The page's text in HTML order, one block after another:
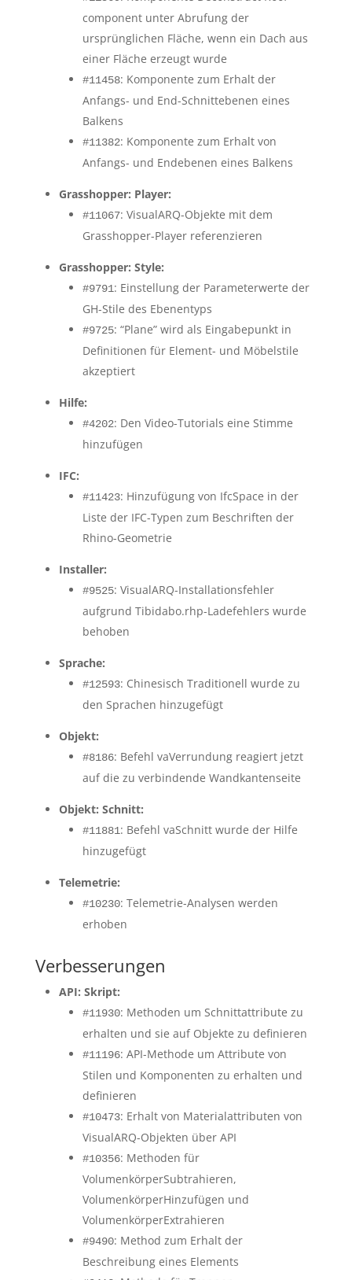
component unter Abrufung der
ursprünglichen Fläche, wenn ein Dach aus
einer Fläche erzeugt wurde
#11458: Komponente zum Erhalt der
Anfangs- und End-Schnittebenen eines
Balkens
#11382: Komponente zum Erhalt von
Anfangs- und Endebenen eines Balkens
Grasshopper: Player:
#11067: VisualARQ-Objekte mit dem
Grasshopper-Player referenzieren
Grasshopper: Style:
#9791: Einstellung der Parameterwerte der
GH-Stile des Ebenentyps
#9725: “Plane” wird als Eingabepunkt in
Definitionen für Element- und Möbelstile
akzeptiert
Hilfe:
#4202: Den Video-Tutorials eine Stimme
hinzufügen
IFC:
#11423: Hinzufügung von IfcSpace in der
Liste der IFC-Typen zum Beschriften der
Rhino-Geometrie
Installer:
#9525: VisualARQ-Installationsfehler
aufgrund Tibidabo.rhp-Ladefehlers wurde
behoben
Sprache:
#12593: Chinesisch Traditionell wurde zu
den Sprachen hinzugefügt
Objekt:
#8186: Befehl vaVerrundung reagiert jetzt
auf die zu verbindende Wandkantenseite
Objekt: Schnitt:
#11881: Befehl vaSchnitt wurde der Hilfe
hinzugefügt
Telemetrie:
#10230: Telemetrie-Analysen werden
erhoben
Verbesserungen
API: Skript:
#11930: Methoden um Schnittattribute zu
erhalten und sie auf Objekte zu definieren
#11196: API-Methode um Attribute von
Stilen und Komponenten zu erhalten und
definieren
#10473: Erhalt von Materialattributen von
VisualARQ-Objekten über API
#10356: Methoden für
VolumenkörperSubtrahieren,
VolumenkörperHinzufügen und
VolumenkörperExtrahieren
#9490: Method zum Erhalt der
Beschreibung eines Elements